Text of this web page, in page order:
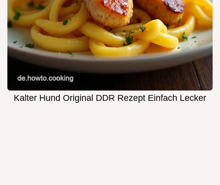
Kalter Hund Original DDR Rezept Einfach Lecker